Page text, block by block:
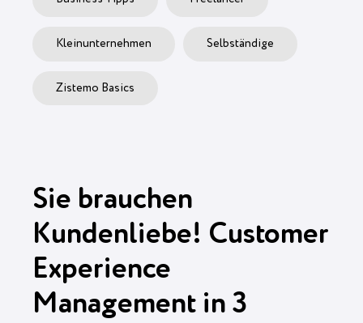
Kleinunternehmen Selbständige
Zistemo Basics
Sie brauchen
Kundenliebe! Customer
Experience
Management in 3